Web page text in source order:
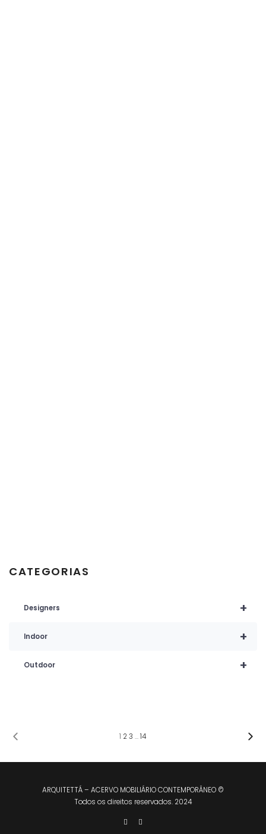
CATEGORIAS
+
Designers
+
Indoor
+
Outdoor
1 2 3 … 14
ARQUITETTÁ – ACERVO MOBILIÁRIO CONTEMPORÂNEO ©
Todos os direitos reservados. 2024